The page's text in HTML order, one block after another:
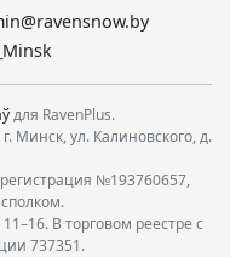
для RavenPlus.
Минск, ул. Калиновского, д.
№193760657,
В торговом реестре с
737351.